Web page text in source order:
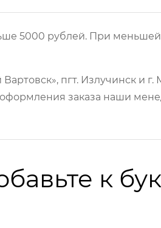
5000 рублей. При меньшей
пгт. Излучинск и
заказа наши
к